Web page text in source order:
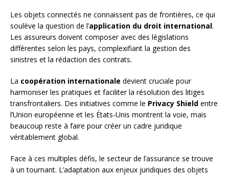
Les objets connectés ne connaissent pas de frontières, ce qui
soulève la question de l’application du droit international.
Les assureurs doivent composer avec des législations
différentes selon les pays, complexifiant la gestion des
sinistres et la rédaction des contrats.
La coopération internationale devient cruciale pour
harmoniser les pratiques et faciliter la résolution des litiges
transfrontaliers. Des initiatives comme le Privacy Shield entre
l’Union européenne et les États-Unis montrent la voie, mais
beaucoup reste à faire pour créer un cadre juridique
véritablement global.
Face à ces multiples défis, le secteur de l’assurance se trouve
à un tournant. L’adaptation aux enjeux juridiques des objets